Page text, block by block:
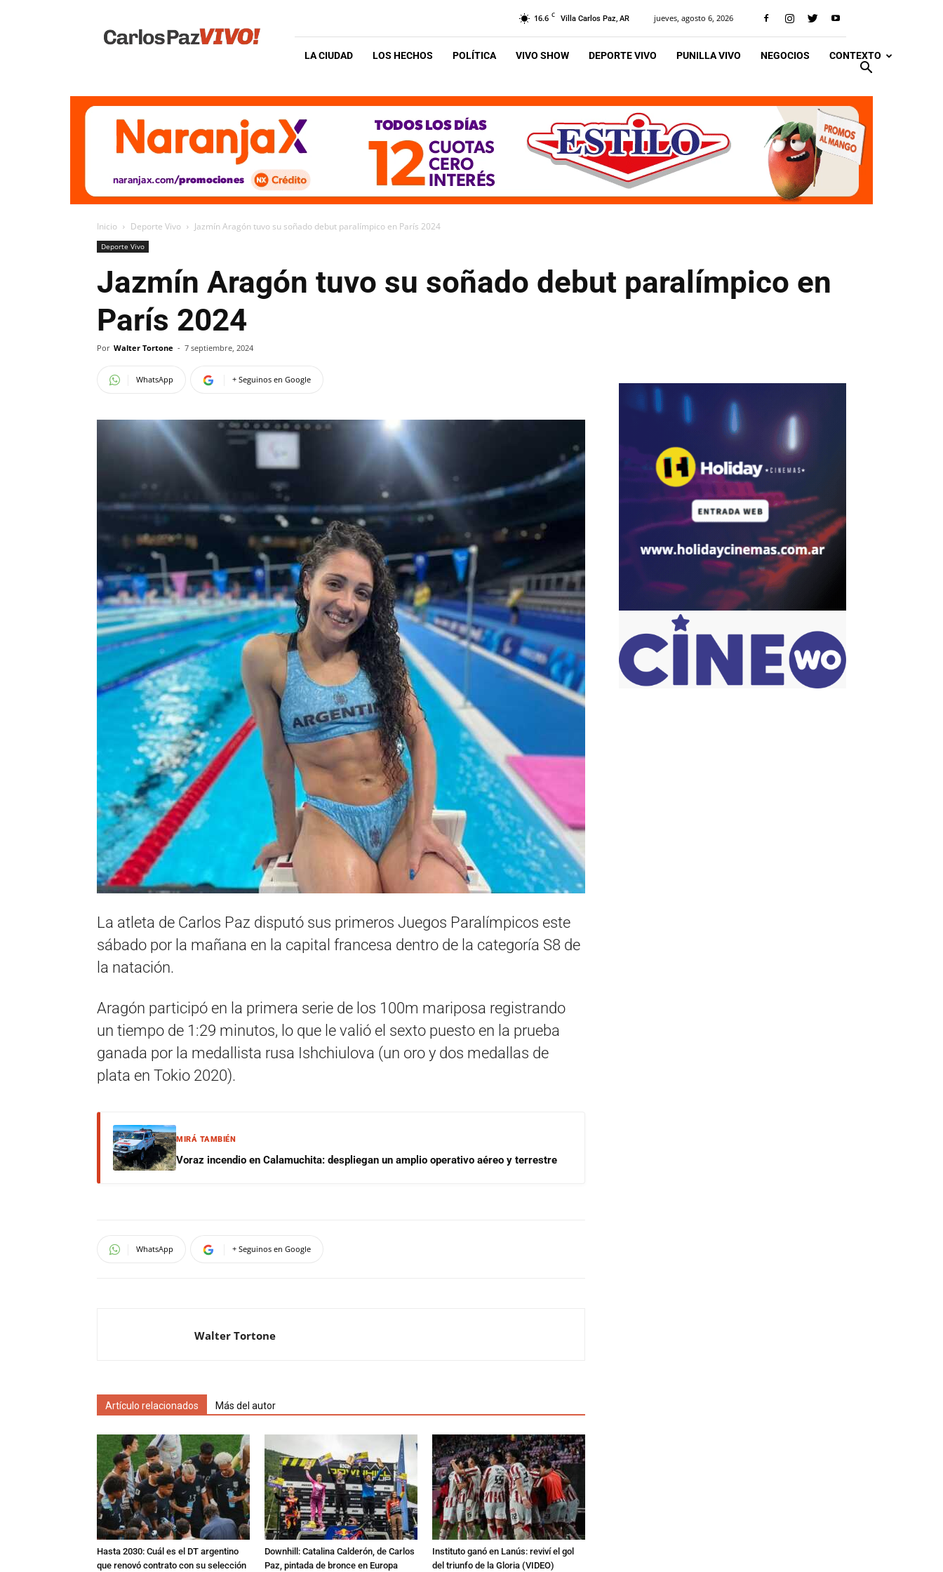
Vivo
16.6 C Villa Carlos Paz, AR jueves, agosto 6, 2026
LA CIUDAD LOS HECHOS POLÍTICA VIVO SHOW DEPORTE VIVO PUNILLA VIVO NEGOCIOS CONTEXTO
Inicio Deporte Vivo Jazmín Aragón tuvo su soñado debut paralímpico en París 2024
Deporte Vivo
Jazmín Aragón tuvo su soñado debut paralímpico en
París 2024
Por Walter Tortone - 7 septiembre, 2024
WhatsApp + Seguinos en Google
La atleta de Carlos Paz disputó sus primeros Juegos Paralímpicos este
sábado por la mañana en la capital francesa dentro de la categoría S8 de
la natación.
Aragón participó en la primera serie de los 100m mariposa registrando
un tiempo de 1:29 minutos, lo que le valió el sexto puesto en la prueba
ganada por la medallista rusa Ishchiulova (un oro y dos medallas de
plata en Tokio 2020).
MIRÁ TAMBIÉN
Voraz incendio en Calamuchita: despliegan un amplio operativo aéreo y terrestre
WhatsApp + Seguinos en Google
Walter Tortone
Artículo relacionados Más del autor
Hasta 2030: Cuál es el DT argentino
que renovó contrato con su selección
Downhill: Catalina Calderón, de Carlos
Paz, pintada de bronce en Europa
Instituto ganó en Lanús: reviví el gol
del triunfo de la Gloria (VIDEO)